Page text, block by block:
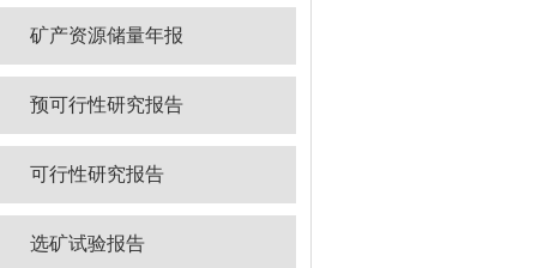
矿产资源储量年报
预可行性研究报告
可行性研究报告
选矿试验报告